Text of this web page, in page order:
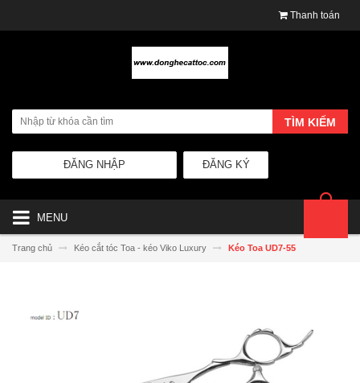
Thanh toán
TÌM KIẾM
ĐĂNG KÝ
ĐĂNG NHẬP
MENU
Trang chủ Kéo cắt tóc Toa - kéo Viko Luxury Kéo Toa UD7-55